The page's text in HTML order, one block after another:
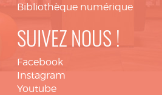
Bibliothèque numérique
SUIVEZ NOUS !
Facebook
Instagram
Youtube